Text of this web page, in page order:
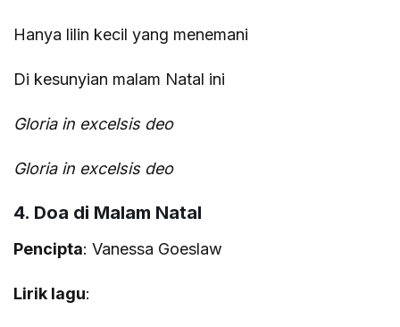
Hanya lilin kecil yang menemani
Di kesunyian malam Natal ini
Gloria in excelsis deo
Gloria in excelsis deo
4. Doa di Malam Natal
Pencipta: Vanessa Goeslaw
Lirik lagu: